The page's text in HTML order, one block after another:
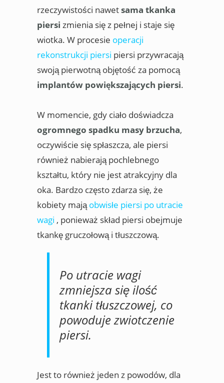
rzeczywistości nawetsama tkanka
piersi zmienia się z pełnej i staje się
wiotka. W procesie operacji
rekonstrukcji piersi piersi przywracają
swoją pierwotną objętość za pomocą
implantów powiększających piersi.
W momencie, gdy ciało doświadcza
ogromnego spadku masy brzucha,
oczywiście się spłaszcza, ale piersi
również nabierają pochlebnego
kształtu, który nie jest atrakcyjny dla
oka. Bardzo często zdarza się, że
kobiety mająobwisłe piersi po utracie
wagi , ponieważ skład piersi obejmuje
tkankę gruczołową i tłuszczową.
Po utracie wagi
zmniejsza się ilość
tkanki tłuszczowej, co
powoduje zwiotczenie
piersi.
Jest to również jeden z powodów, dla